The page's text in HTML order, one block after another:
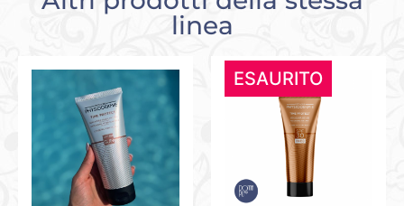
linea
ESAURITO